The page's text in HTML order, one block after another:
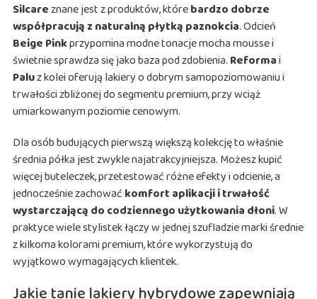
Silcareznane jest z produktów, którebardzo dobrze
współpracują z naturalną płytką paznokcia. Odcień
Beige Pinkprzypomina modne tonacje mocha mousse i
świetnie sprawdza się jako baza pod zdobienia. Reformai
Paluz kolei oferują lakiery o dobrym samopoziomowaniu i
trwałości zbliżonej do segmentu premium, przy wciąż
umiarkowanym poziomie cenowym.
Dla osób budujących pierwszą większą kolekcję to właśnie
średnia półka jest zwykle najatrakcyjniejsza. Możesz kupić
więcej buteleczek, przetestować różne efekty i odcienie, a
jednocześnie zachować komfort aplikacji i trwałość
wystarczającą do codziennego użytkowania dłoni. W
praktyce wiele stylistek łączy w jednej szufladzie marki średnie
z kilkoma kolorami premium, które wykorzystują do
wyjątkowo wymagających klientek.